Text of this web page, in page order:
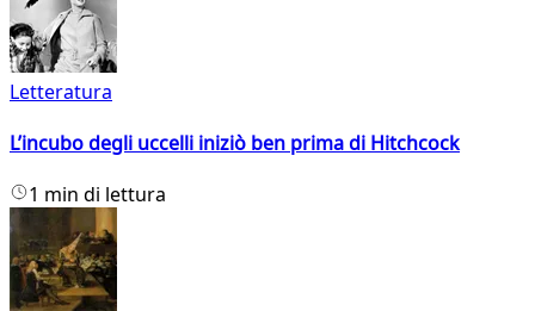
Letteratura
L’incubo degli uccelli iniziò ben prima di Hitchcock
1 min di lettura